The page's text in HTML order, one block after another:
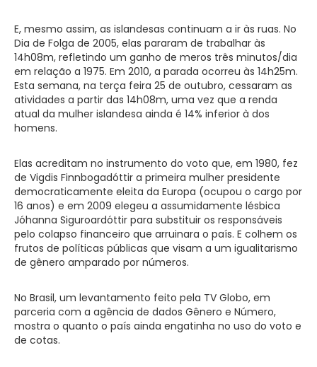
E, mesmo assim, as islandesas continuam a ir às ruas. No
Dia de Folga de 2005, elas pararam de trabalhar às
14h08m, refletindo um ganho de meros três minutos/dia
em relação a 1975. Em 2010, a parada ocorreu às 14h25m.
Esta semana, na terça feira 25 de outubro, cessaram as
atividades a partir das 14h08m, uma vez que a renda
atual da mulher islandesa ainda é 14% inferior à dos
homens.
Elas acreditam no instrumento do voto que, em 1980, fez
de Vigdis Finnbogadóttir a primeira mulher presidente
democraticamente eleita da Europa (ocupou o cargo por
16 anos) e em 2009 elegeu a assumidamente lésbica
Jóhanna Siguroardóttir para substituir os responsáveis
pelo colapso financeiro que arruinara o país. E colhem os
frutos de políticas públicas que visam a um igualitarismo
de gênero amparado por números.
No Brasil, um levantamento feito pela TV Globo, em
parceria com a agência de dados Gênero e Número,
mostra o quanto o país ainda engatinha no uso do voto e
de cotas.